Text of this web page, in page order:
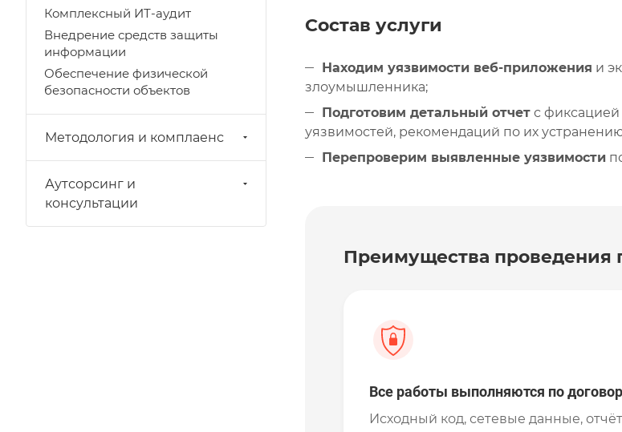
Состав услуги
Находим уязвимости веб-приложения и
злоумышленника;
Подготовим детальный отчет с фиксацией
уязвимостей, рекомендаций по их
Перепроверим выявленные уязвимости
Преимущества проведения
Все работы выполняются по
Исходный код, сетевые данные,
Комплексный ИТ-аудит
Внедрение средств защиты
информации
Обеспечение физической
безопасности объектов
Методология и комплаенс
Аутсорсинг и
консультации